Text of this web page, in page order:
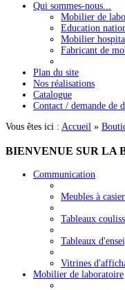
Qui sommes-nous...
Mobilier de
Education
Mobilier
Fabricant de
Plan du site
Nos réalisations
Catalogue
Contact / demande de
Vous êtes ici : Accueil »
BIENVENUE SUR LA
Communication
Meubles à casier
Tableaux
Tableaux
Vitrines
Mobilier de laboratoire